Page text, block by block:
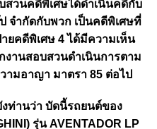
วนคดีพิเศษได้ดำเนินคดีกับ
จำกัดกับพวก เป็นคดีพิเศษที่
ยคดีพิเศษ 4 ได้มีความเห็น
านสอบสวนดำเนินการตาม
มอาญา มาตรา 85 ต่อไป
ท่านว่า บัดนี้รถยนต์ของ
รุ่น AVENTADOR LP